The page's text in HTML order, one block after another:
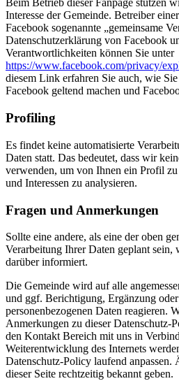
Beim Betrieb dieser Fanpage stützen
Interesse der Gemeinde. Betreiber
Facebook sogenannte „gemeinsame
Datenschutzerklärung von Facebook
Verantwortlichkeiten können Sie unter
https://www.facebook.com/privacy/
diesem Link erfahren Sie auch, wie
Facebook geltend machen und
Profiling
Es findet keine automatisierte
Daten statt. Das bedeutet, dass wir
verwenden, um von Ihnen ein Profil
und Interessen zu analysieren.
Fragen und Anmerkungen
Sollte eine andere, als eine der oben
Verarbeitung Ihrer Daten geplant sein,
darüber informiert.
Die Gemeinde wird auf alle
und ggf. Berichtigung, Ergänzung
personenbezogenen Daten reagieren.
Anmerkungen zu dieser Datenschutz-
den Kontakt Bereich mit uns in
Weiterentwicklung des Internets
Datenschutz-Policy laufend
dieser Seite rechtzeitig bekannt geben.